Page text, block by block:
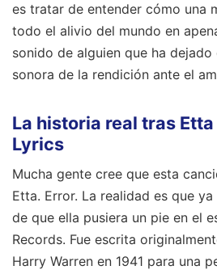
es tratar de entender cómo una
todo el alivio del mundo en
sonido de alguien que ha
sonora de la rendición ante el
La historia real tras
Lyrics
Mucha gente cree que esta
Etta. Error. La realidad es que
de que ella pusiera un pie en el
Records. Fue escrita
Harry Warren en 1941 para una